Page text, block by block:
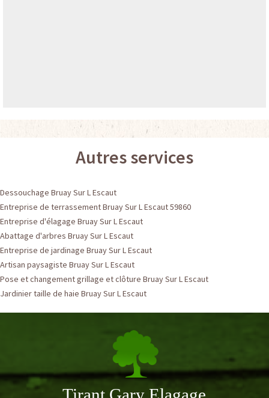
Autres services
Dessouchage Bruay Sur L Escaut
Entreprise de terrassement Bruay Sur L Escaut 59860
Entreprise d'élagage Bruay Sur L Escaut
Abattage d'arbres Bruay Sur L Escaut
Entreprise de jardinage Bruay Sur L Escaut
Artisan paysagiste Bruay Sur L Escaut
Pose et changement grillage et clôture Bruay Sur L Escaut
Jardinier taille de haie Bruay Sur L Escaut